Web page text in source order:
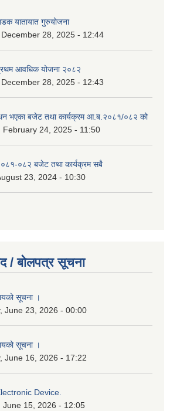
यातायात गुरुयोजना
December 28, 2025 - 12:44
आवधिक योजना २०८२
December 28, 2025 - 12:43
भएका बजेट तथा कार्यक्रम आ.ब.२०८१/०८२ को
February 24, 2025 - 11:50
०८२ बजेट तथा कार्यक्रम सबै
23, 2024 - 10:30
/ बोलपत्र सूचना
सूचना ।
June 23, 2026 - 00:00
सूचना ।
June 16, 2026 - 17:22
Device.
June 15, 2026 - 12:05